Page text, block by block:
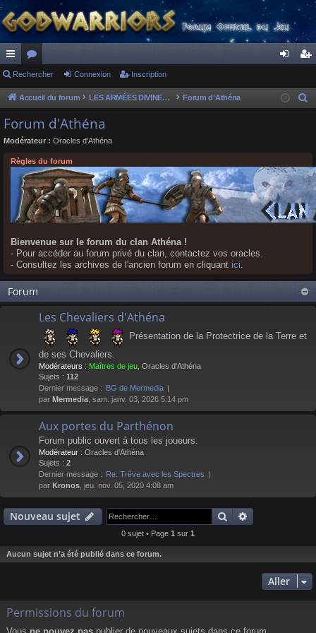
ac
co
ur
ci
or
u
s
ne cri
Rechercher Connexion Inscription
Accueil du forum LES ARMÉES DIVINES - FORUMS DE CLAN Forum d'Athéna
r
c
h
e
Forum d'Athéna
Modérateur : Oracles d'Athéna
Règles du forum
Bienvenue sur le forum du clan Athéna !
- Pour accéder au forum privé du clan, contactez vos oracles.
- Consultez les archives de l'ancien forum en cliquant ici.
Forum
Les Chevaliers d'Athéna
Présentation de la Protectrice de la Terre et
de ses Chevaliers.
Modérateurs : Maîtres de jeu Oracles d'Athéna
Sujets : 112
Dernier message : BG de Mermedia
par Mermedia , sam. janv. 03, 2026 5:14 pm
Aux portes du Parthénon
Forum public ouvert à tous les joueurs.
Modérateur : Oracles d'Athéna
Sujets : 2
Dernier message : Re: Trêve avec les Spectres
par Kronos , jeu. nov. 05, 2020 4:08 am
Nouveau sujet Rechercher
0 sujet • Page 1 sur 1
Aucun sujet n’a été publié dans ce forum.
Aller
Permissions du forum